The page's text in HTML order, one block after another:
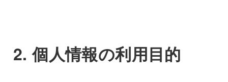
2. 個人情報の利用目的